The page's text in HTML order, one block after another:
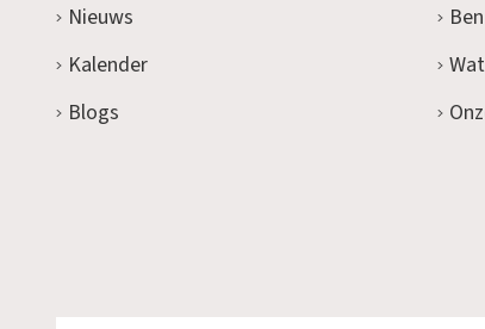
Nieuws
Kalender
Blogs